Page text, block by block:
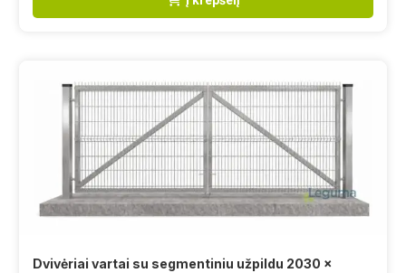
Dvivėriai vartai su segmentiniu užpildu 2030 x